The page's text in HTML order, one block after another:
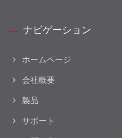
ナビゲーション
ホームページ
会社概要
製品
サポート